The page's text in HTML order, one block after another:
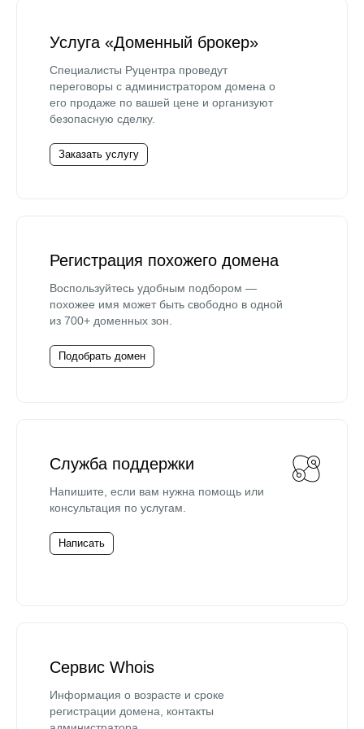
Услуга «Доменный брокер»
Специалисты Руцентра проведут
переговоры с администратором домена о
его продаже по вашей цене и организуют
безопасную сделку.
Заказать услугу
Регистрация похожего домена
Воспользуйтесь удобным подбором —
похожее имя может быть свободно в одной
из 700+ доменных зон.
Подобрать домен
Служба поддержки
Напишите, если вам нужна помощь или
консультация по услугам.
Написать
Сервис Whois
Информация о возрасте и сроке
регистрации домена, контакты